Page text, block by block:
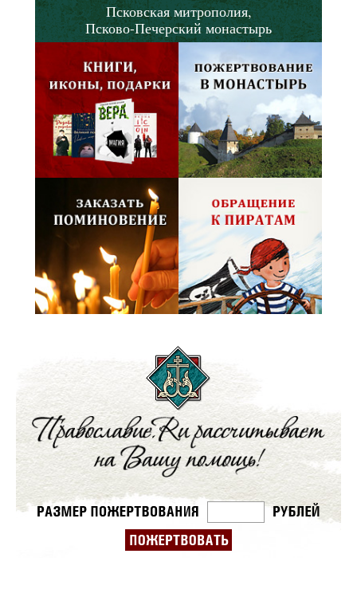
Псковская митрополия,
Псково-Печерский монастырь